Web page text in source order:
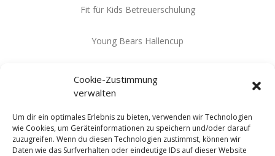
Cookie-Zustimmung
verwalten
Um dir ein optimales Erlebnis zu bieten, verwenden wir Technologien
wie Cookies, um Geräteinformationen zu speichern und/oder darauf
zuzugreifen. Wenn du diesen Technologien zustimmst, können wir
Daten wie das Surfverhalten oder eindeutige IDs auf dieser Website
Fit für Kids Betreuerschulung
Young Bears Hallencup